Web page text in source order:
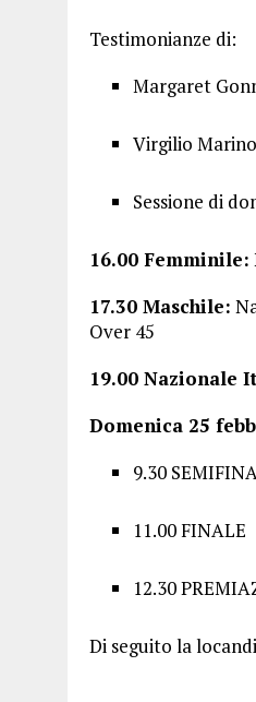
Testimonianze di:
Margaret
Virgilio
Sessione di
16.00 Femminile:
17.30 Maschile:
Over 45
19.00 Nazionale
Domenica 25
9.30
11.00 FINALE
12.30
Di seguito la